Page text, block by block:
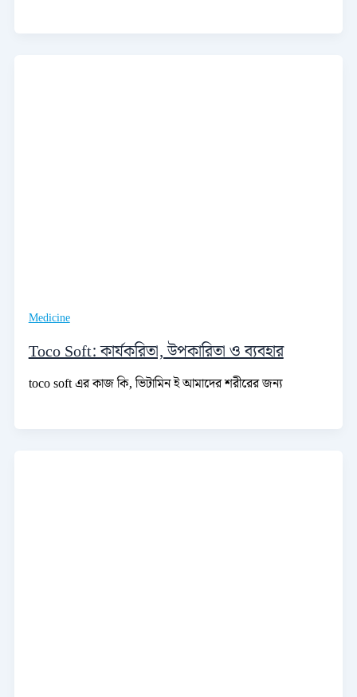
Medicine
Toco Soft: কার্যকরিতা, উপকারিতা ও ব্যবহার
toco soft এর কাজ কি, ভিটামিন ই আমাদের শরীরের জন্য